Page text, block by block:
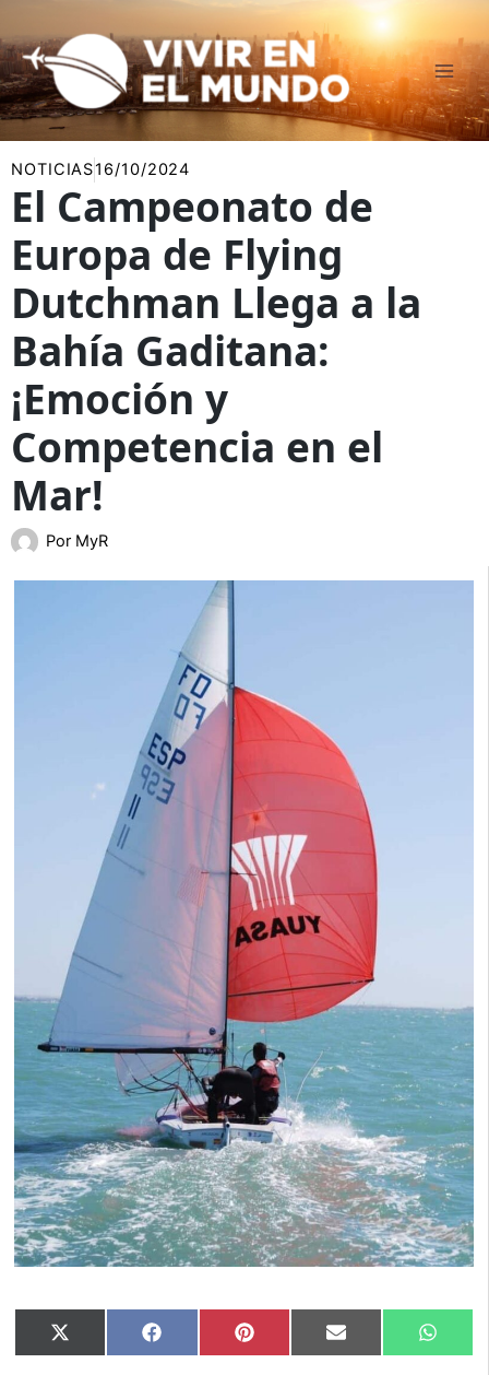
al
contenido
NOTICIAS16/10/2024
El Campeonato de
Europa de Flying
Dutchman Llega a la
Bahía Gaditana:
¡Emoción y
Competencia en el
Mar!
Por MyR
Compartir
en
X
(Twitter)
Compartir
en
Facebook Compartir
en
Pinterest Compartir
en
Email
en